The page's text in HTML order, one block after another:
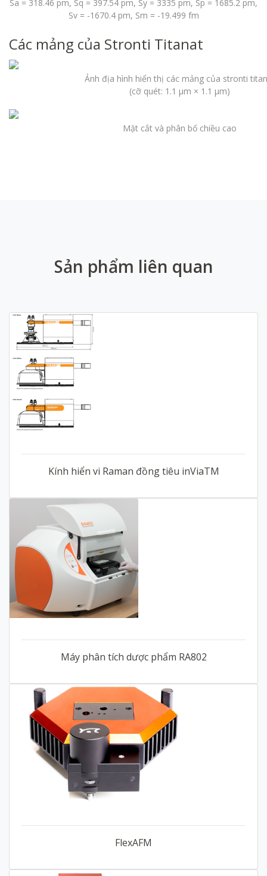
Sa = 318.46 pm, Sq = 397.54 pm, Sy = 3335 pm, Sp = 1685.2 pm,
Sv = -1670.4 pm, Sm = -19.499 fm
Các mảng của Stronti Titanat
Ảnh địa hình hiển thị các mảng của stronti
(cỡ quét: 1.1 µm × 1.1 µm)
Mặt cắt và phân bố chiều cao
Sản phẩm liên quan
Kính hiển vi Raman đồng tiêu inViaTM
Máy phân tích dược phẩm RA802
FlexAFM